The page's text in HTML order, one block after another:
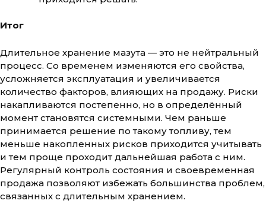
Итог
Длительное хранение мазута — это не нейтральный
процесс. Со временем изменяются его свойства,
усложняется эксплуатация и увеличивается
количество факторов, влияющих на продажу. Риски
накапливаются постепенно, но в определённый
момент становятся системными. Чем раньше
принимается решение по такому топливу, тем
меньше накопленных рисков приходится учитывать
и тем проще проходит дальнейшая работа с ним.
Регулярный контроль состояния и своевременная
продажа позволяют избежать большинства проблем,
связанных с длительным хранением.